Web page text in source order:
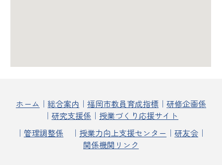
ホーム ｜ 総合案内 ｜ 福岡市教員育成指標 ｜ 研修企画係
｜ 研究支援係 ｜ 授業づくり応援サイト
｜ 管理調整係 ｜ 授業力向上支援センター ｜ 研友会 ｜
関係機関リンク